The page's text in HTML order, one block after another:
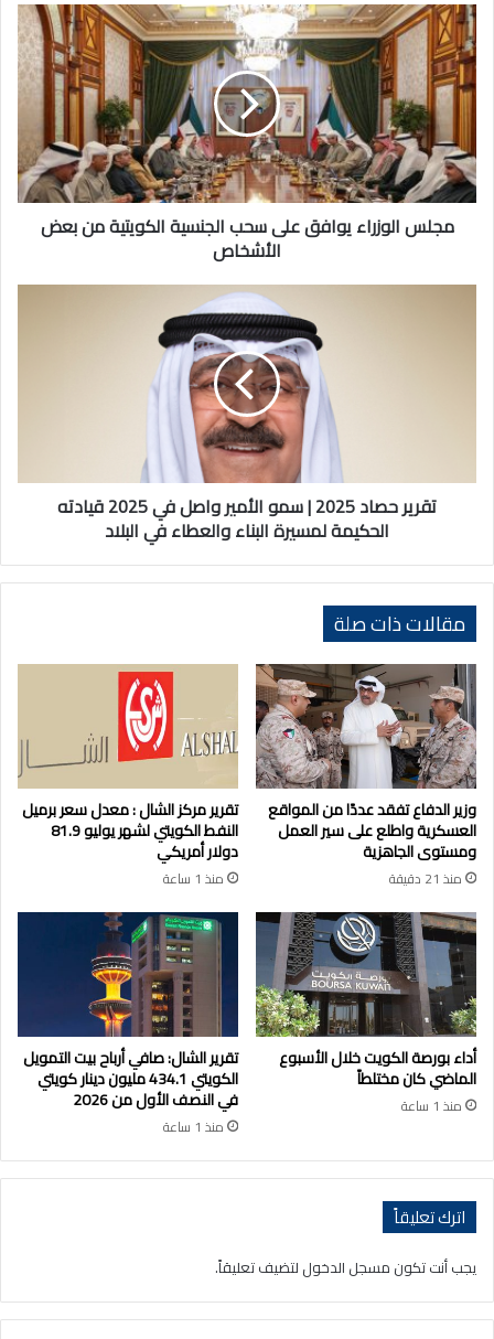
مجلس
الوزراء
يوافق
على
سحب
الجنسية
الكويتية
من
بعض
الأشخاص
مجلس الوزراء يوافق على سحب الجنسية الكويتية من بعض
الأشخاص
2025
البناء
في
البلاد
تقرير حصاد 2025 | سمو الأمير واصل في 2025 قيادته
الحكيمة لمسيرة البناء والعطاء في البلاد
مقالات ذات صلة
وزير الدفاع تفقد عددًا من المواقع
العسكرية واطلع على سير العمل
ومستوى الجاهزية
منذ 21 دقيقة
تقرير مركز الشال : معدل سعر برميل
النفط الكويتي لشهر يوليو 81.9
دولار أمريكي
منذ 1 ساعة
أداء بورصة الكويت خلال الأسبوع
الماضي كان مختلطاً
منذ 1 ساعة
تقرير الشال: صافي أرباح بيت التمويل
الكويتي 434.1 مليون دينار كويتي
في النصف الأول من 2026
منذ 1 ساعة
اترك تعليقاً
يجب أنت تكون مسجل الدخول لتضيف تعليقاً.